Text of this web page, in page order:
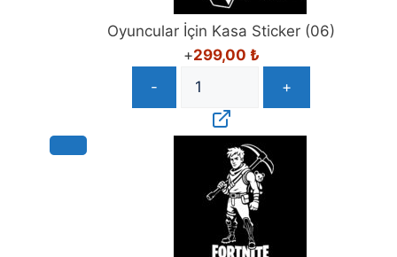
Oyuncular İçin Kasa Sticker (06)
+299,00 ₺
-
+